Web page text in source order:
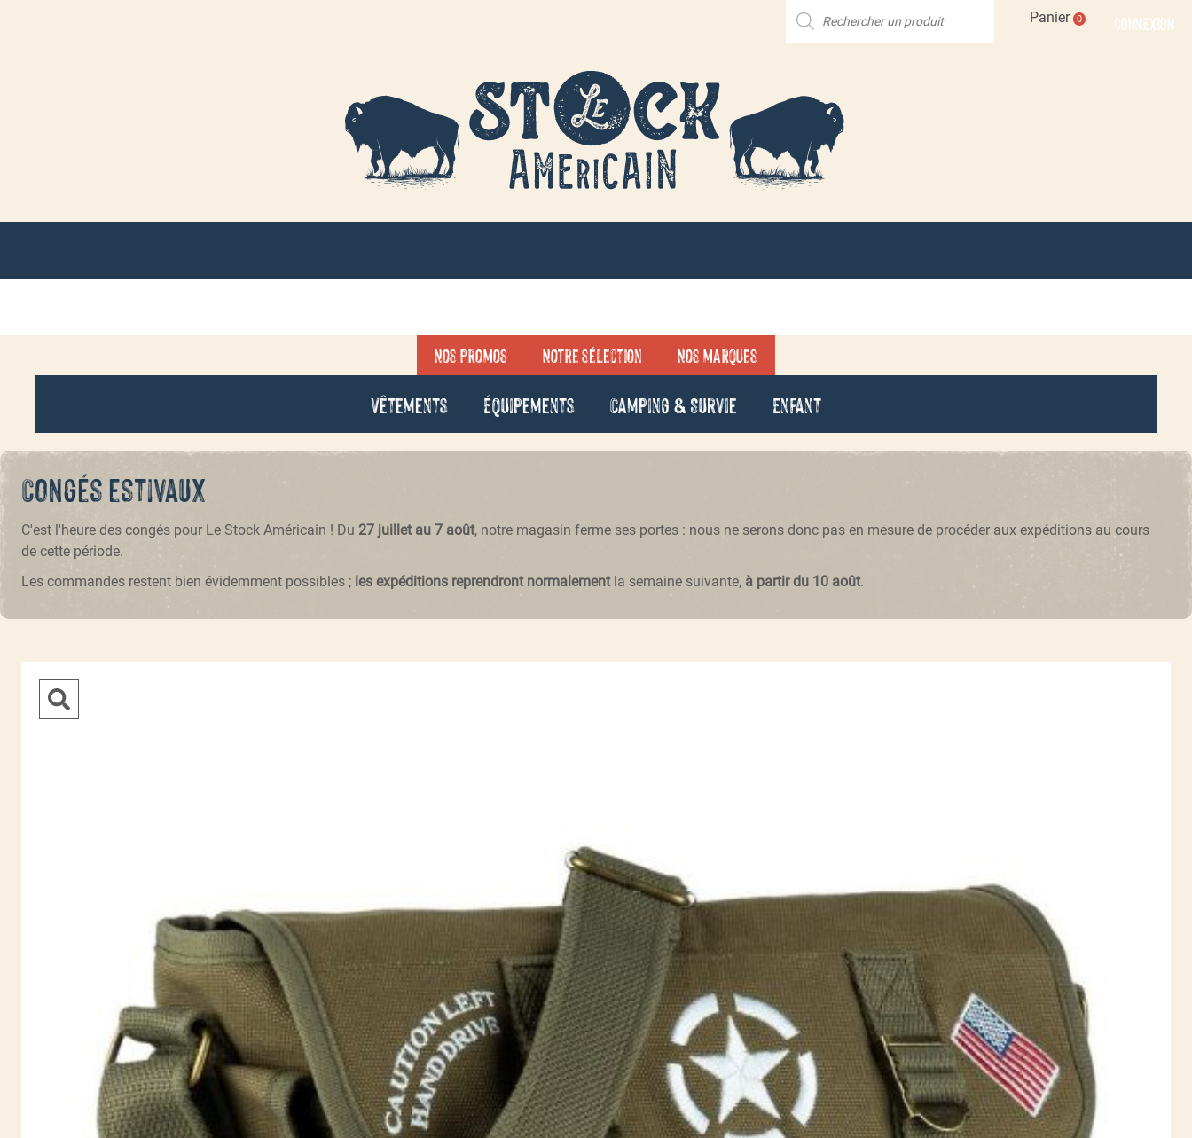
Panier 0 CONNEXION
Nos promos Notre sélection Nos marques
Vêtements Équipements Camping & Survie Enfant
Congés estivaux
C'est l'heure des congés pour Le Stock Américain ! Du 27 juillet au 7 août, notre magasin ferme ses portes : nous ne serons donc pas en mesure de procéder aux expéditions au cours
de cette période.
Les commandes restent bien évidemment possibles ; les expéditions reprendront normalementla semaine suivante, à partir du 10 août.